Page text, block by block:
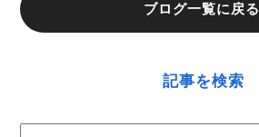
ブログ一覧に戻る
記事を検索